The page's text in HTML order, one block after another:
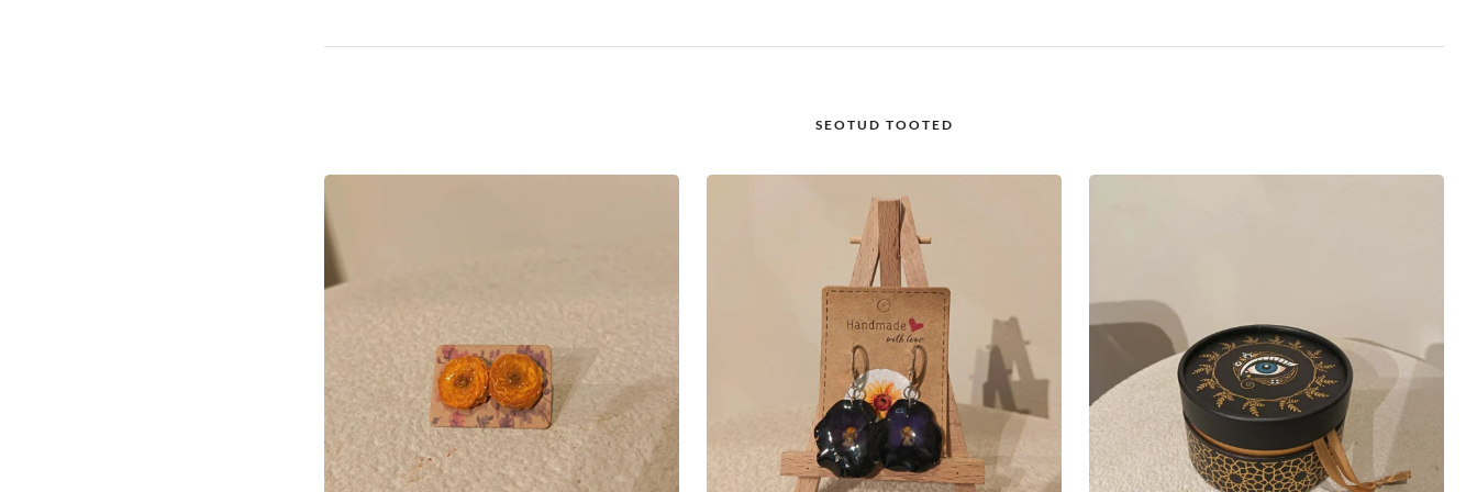
SEOTUD TOOTED